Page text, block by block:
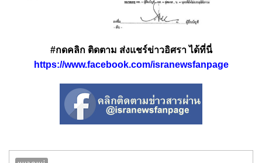
#กดคลิก ติดตาม ส่งแชร์ข่าวอิศรา ได้ที่นี่
https://www.facebook.com/isranewsfanpage